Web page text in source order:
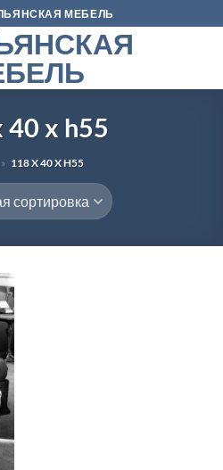
МЕБЕЛЬ
40 x h55
» 118 X 40 X H55